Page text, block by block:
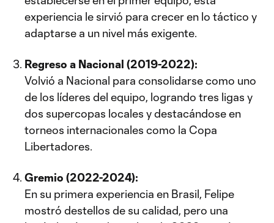
experiencia le sirvió para crecer en lo táctico y
adaptarse a un nivel más exigente.
Regreso a Nacional (2019-2022):
Volvió a Nacional para consolidarse como uno
de los líderes del equipo, logrando tres ligas y
dos supercopas locales y destacándose en
torneos internacionales como la Copa
Libertadores.
Gremio (2022-2024):
En su primera experiencia en Brasil, Felipe
mostró destellos de su calidad, pero una